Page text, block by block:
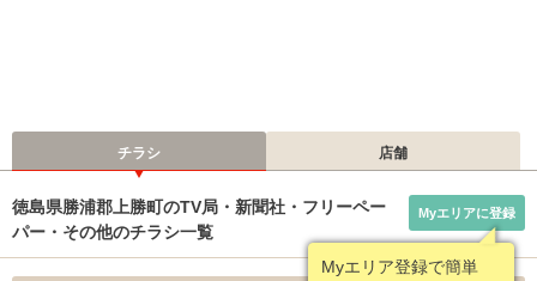
チラシ 店舗
徳島県勝浦郡上勝町のTV局・新聞社・フリーペー
パー・その他のチラシ一覧
Myエリア登録で簡単
Myエリアに登録